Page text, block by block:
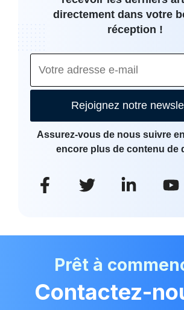
directement dans votre
réception !
Rejoignez notre
Assurez-vous de nous suivre
encore plus de contenu de
Prêt à
Contactez-